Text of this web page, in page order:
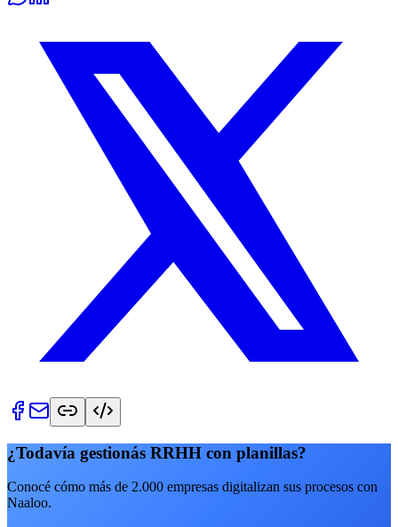
¿Todavía gestionás RRHH con planillas?
Conocé cómo más de 2.000 empresas digitalizan sus procesos con
Naaloo.